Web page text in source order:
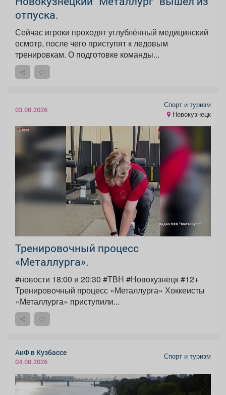
отпуска.
Сейчас игроки проходят углублённый медицинский
осмотр, после чего приступят к ледовым
тренировкам. О подготовке команды...
03.08.2026
Спорт и туризм
Новокузнецк
Тренировочный процесс
«Металлурга».
#новости 18:00 и 20:30 #ТВН #Новокузнецк #12+
Тренировочный процесс «Металлурга» Хоккеисты
«Металлурга» приступили...
АиФ в Кузбассе
04.08.2026
Спорт и туризм